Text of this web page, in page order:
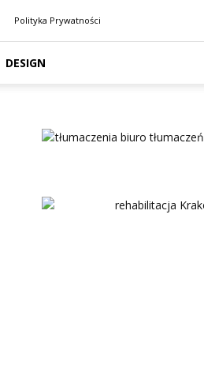
Polityka Prywatności
DESIGN